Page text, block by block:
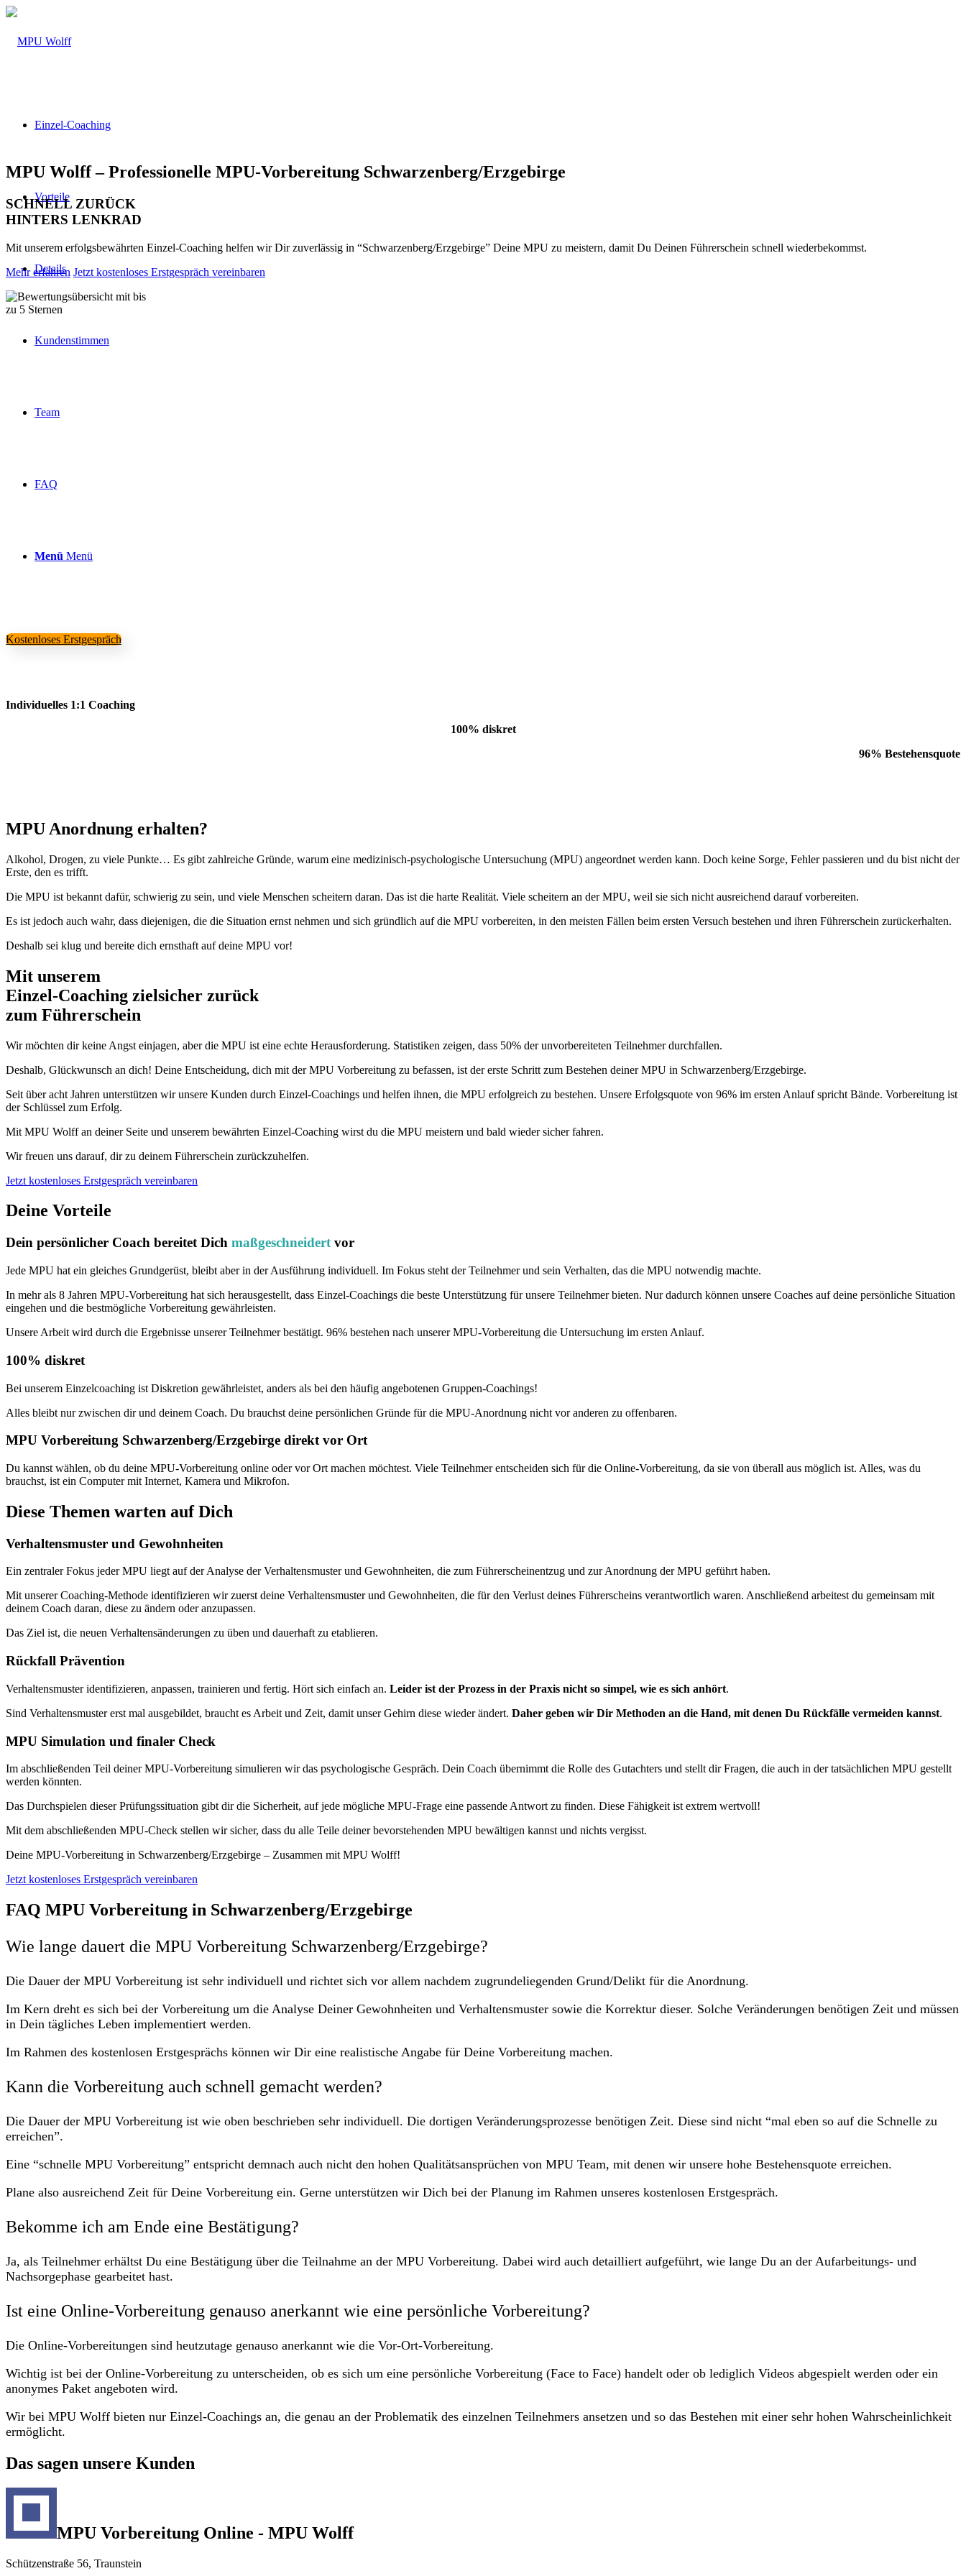
Einzel-Coaching
Vorteile
Details
Kundenstimmen
Team
FAQ
Menü Menü
Kostenloses Erstgespräch
MPU Wolff – Professionelle MPU-Vorbereitung Schwarzenberg/Erzgebirge
SCHNELL ZURÜCK
HINTERS LENKRAD
Mit unserem erfolgsbewährten Einzel-Coaching helfen wir Dir zuverlässig in “Schwarzenberg/Erzgebirge” Deine MPU zu meistern, damit Du Deinen Führerschein schnell wiederbekommst.
Mehr erfahren Jetzt kostenloses Erstgespräch vereinbaren
Individuelles 1:1 Coaching
100% diskret
96% Bestehensquote
MPU Anordnung erhalten?
Alkohol, Drogen, zu viele Punkte… Es gibt zahlreiche Gründe, warum eine medizinisch-psychologische Untersuchung (MPU) angeordnet werden kann. Doch keine Sorge, Fehler passieren und du bist nicht der
Erste, den es trifft.
Die MPU ist bekannt dafür, schwierig zu sein, und viele Menschen scheitern daran. Das ist die harte Realität. Viele scheitern an der MPU, weil sie sich nicht ausreichend darauf vorbereiten.
Es ist jedoch auch wahr, dass diejenigen, die die Situation ernst nehmen und sich gründlich auf die MPU vorbereiten, in den meisten Fällen beim ersten Versuch bestehen und ihren Führerschein zurückerhalten.
Deshalb sei klug und bereite dich ernsthaft auf deine MPU vor!
Mit unserem
Einzel-Coaching zielsicher zurück
zum Führerschein
Wir möchten dir keine Angst einjagen, aber die MPU ist eine echte Herausforderung. Statistiken zeigen, dass 50% der unvorbereiteten Teilnehmer durchfallen.
Deshalb, Glückwunsch an dich! Deine Entscheidung, dich mit der MPU Vorbereitung zu befassen, ist der erste Schritt zum Bestehen deiner MPU in Schwarzenberg/Erzgebirge.
Seit über acht Jahren unterstützen wir unsere Kunden durch Einzel-Coachings und helfen ihnen, die MPU erfolgreich zu bestehen. Unsere Erfolgsquote von 96% im ersten Anlauf spricht Bände. Vorbereitung ist
der Schlüssel zum Erfolg.
Mit MPU Wolff an deiner Seite und unserem bewährten Einzel-Coaching wirst du die MPU meistern und bald wieder sicher fahren.
Wir freuen uns darauf, dir zu deinem Führerschein zurückzuhelfen.
Jetzt kostenloses Erstgespräch vereinbaren
Deine Vorteile
Dein persönlicher Coach bereitet Dich maßgeschneidertvor
Jede MPU hat ein gleiches Grundgerüst, bleibt aber in der Ausführung individuell. Im Fokus steht der Teilnehmer und sein Verhalten, das die MPU notwendig machte.
In mehr als 8 Jahren MPU-Vorbereitung hat sich herausgestellt, dass Einzel-Coachings die beste Unterstützung für unsere Teilnehmer bieten. Nur dadurch können unsere Coaches auf deine persönliche Situation
eingehen und die bestmögliche Vorbereitung gewährleisten.
Unsere Arbeit wird durch die Ergebnisse unserer Teilnehmer bestätigt. 96% bestehen nach unserer MPU-Vorbereitung die Untersuchung im ersten Anlauf.
100% diskret
Bei unserem Einzelcoaching ist Diskretion gewährleistet, anders als bei den häufig angebotenen Gruppen-Coachings!
Alles bleibt nur zwischen dir und deinem Coach. Du brauchst deine persönlichen Gründe für die MPU-Anordnung nicht vor anderen zu offenbaren.
MPU Vorbereitung Schwarzenberg/Erzgebirge direkt vor Ort
Du kannst wählen, ob du deine MPU-Vorbereitung online oder vor Ort machen möchtest. Viele Teilnehmer entscheiden sich für die Online-Vorbereitung, da sie von überall aus möglich ist. Alles, was du
brauchst, ist ein Computer mit Internet, Kamera und Mikrofon.
Diese Themen warten auf Dich
Verhaltensmuster und Gewohnheiten
Ein zentraler Fokus jeder MPU liegt auf der Analyse der Verhaltensmuster und Gewohnheiten, die zum Führerscheinentzug und zur Anordnung der MPU geführt haben.
Mit unserer Coaching-Methode identifizieren wir zuerst deine Verhaltensmuster und Gewohnheiten, die für den Verlust deines Führerscheins verantwortlich waren. Anschließend arbeitest du gemeinsam mit
deinem Coach daran, diese zu ändern oder anzupassen.
Das Ziel ist, die neuen Verhaltensänderungen zu üben und dauerhaft zu etablieren.
Rückfall Prävention
Verhaltensmuster identifizieren, anpassen, trainieren und fertig. Hört sich einfach an. Leider ist der Prozess in der Praxis nicht so simpel, wie es sich anhört.
Sind Verhaltensmuster erst mal ausgebildet, braucht es Arbeit und Zeit, damit unser Gehirn diese wieder ändert. Daher geben wir Dir Methoden an die Hand, mit denen Du Rückfälle vermeiden kannst.
MPU Simulation und finaler Check
Im abschließenden Teil deiner MPU-Vorbereitung simulieren wir das psychologische Gespräch. Dein Coach übernimmt die Rolle des Gutachters und stellt dir Fragen, die auch in der tatsächlichen MPU gestellt
werden könnten.
Das Durchspielen dieser Prüfungssituation gibt dir die Sicherheit, auf jede mögliche MPU-Frage eine passende Antwort zu finden. Diese Fähigkeit ist extrem wertvoll!
Mit dem abschließenden MPU-Check stellen wir sicher, dass du alle Teile deiner bevorstehenden MPU bewältigen kannst und nichts vergisst.
Deine MPU-Vorbereitung in Schwarzenberg/Erzgebirge – Zusammen mit MPU Wolff!
Jetzt kostenloses Erstgespräch vereinbaren
FAQ MPU Vorbereitung in Schwarzenberg/Erzgebirge
Wie lange dauert die MPU Vorbereitung Schwarzenberg/Erzgebirge?
Die Dauer der MPU Vorbereitung ist sehr individuell und richtet sich vor allem nachdem zugrundeliegenden Grund/Delikt für die Anordnung.
Im Kern dreht es sich bei der Vorbereitung um die Analyse Deiner Gewohnheiten und Verhaltensmuster sowie die Korrektur dieser. Solche Veränderungen benötigen Zeit und müssen
in Dein tägliches Leben implementiert werden.
Im Rahmen des kostenlosen Erstgesprächs können wir Dir eine realistische Angabe für Deine Vorbereitung machen.
Kann die Vorbereitung auch schnell gemacht werden?
Die Dauer der MPU Vorbereitung ist wie oben beschrieben sehr individuell. Die dortigen Veränderungsprozesse benötigen Zeit. Diese sind nicht “mal eben so auf die Schnelle zu
erreichen”.
Eine “schnelle MPU Vorbereitung” entspricht demnach auch nicht den hohen Qualitätsansprüchen von MPU Team, mit denen wir unsere hohe Bestehensquote erreichen.
Plane also ausreichend Zeit für Deine Vorbereitung ein. Gerne unterstützen wir Dich bei der Planung im Rahmen unseres kostenlosen Erstgespräch.
Bekomme ich am Ende eine Bestätigung?
Ja, als Teilnehmer erhältst Du eine Bestätigung über die Teilnahme an der MPU Vorbereitung. Dabei wird auch detailliert aufgeführt, wie lange Du an der Aufarbeitungs- und
Nachsorgephase gearbeitet hast.
Ist eine Online-Vorbereitung genauso anerkannt wie eine persönliche Vorbereitung?
Die Online-Vorbereitungen sind heutzutage genauso anerkannt wie die Vor-Ort-Vorbereitung.
Wichtig ist bei der Online-Vorbereitung zu unterscheiden, ob es sich um eine persönliche Vorbereitung (Face to Face) handelt oder ob lediglich Videos abgespielt werden oder ein
anonymes Paket angeboten wird.
Wir bei MPU Wolff bieten nur Einzel-Coachings an, die genau an der Problematik des einzelnen Teilnehmers ansetzen und so das Bestehen mit einer sehr hohen Wahrscheinlichkeit
ermöglicht.
Das sagen unsere Kunden
MPU Vorbereitung Online - MPU Wolff
Schützenstraße 56, Traunstein